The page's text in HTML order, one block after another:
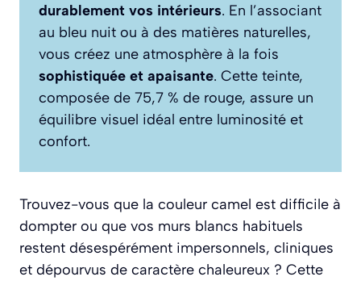
durablement vos intérieurs. En l’associant
au bleu nuit ou à des matières naturelles,
vous créez une atmosphère à la fois
sophistiquée et apaisante. Cette teinte,
composée de 75,7 % de rouge, assure un
équilibre visuel idéal entre luminosité et
confort.
Trouvez-vous que la couleur camel est difficile à
dompter ou que vos murs blancs habituels
restent désespérément impersonnels, cliniques
et dépourvus de caractère chaleureux ? Cette